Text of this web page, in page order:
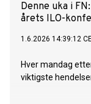
Denne uka i
årets ILO-
1.6.2026 14:39:12
Hver mandag
viktigste